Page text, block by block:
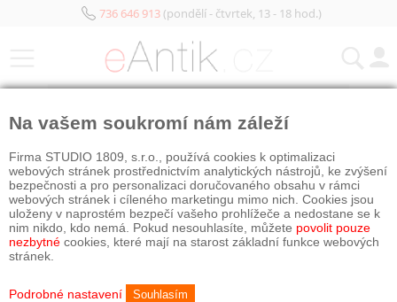
736 646 913(pondělí - čtvrtek, 13 - 18 hod.)
Na vašem soukromí nám záleží
Firma STUDIO 1809, s.r.o., používá cookies k optimalizaci
webových stránek prostřednictvím analytických nástrojů, ke zvýšení
bezpečnosti a pro personalizaci doručovaného obsahu v rámci
webových stránek i cíleného marketingu mimo nich. Cookies jsou
uloženy v naprostém bezpečí vašeho prohlížeče a nedostane se k
nim nikdo, kdo nemá. Pokud nesouhlasíte, můžete povolit pouze
nezbytné cookies, které mají na starost základní funkce webových
stránek.
Podrobné nastavení Souhlasím